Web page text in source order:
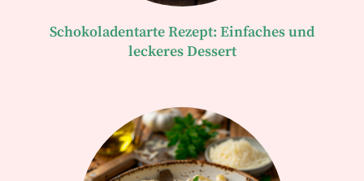
Schokoladentarte Rezept: Einfaches und
leckeres Dessert